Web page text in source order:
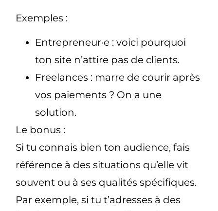
Exemples :
Entrepreneur·e : voici pourquoi
ton site n’attire pas de clients.
Freelances : marre de courir après
vos paiements ? On a une
solution.
Le bonus :
Si tu connais bien ton audience, fais
référence à des situations qu’elle vit
souvent ou à ses qualités spécifiques.
Par exemple, si tu t’adresses à des